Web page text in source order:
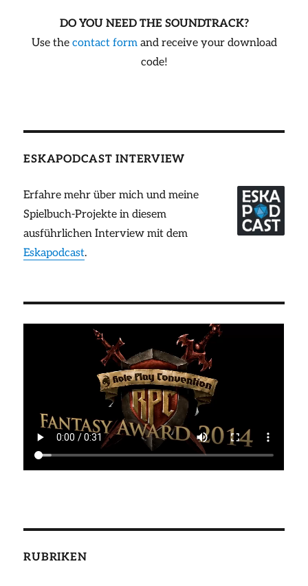
DO YOU NEED THE SOUNDTRACK?
Use the contact formand receive your download
code!
ESKAPODCAST INTERVIEW
Erfahre mehr über mich und meine
Spielbuch-Projekte in diesem
ausführlichen Interview mit dem
Eskapodcast.
RUBRIKEN